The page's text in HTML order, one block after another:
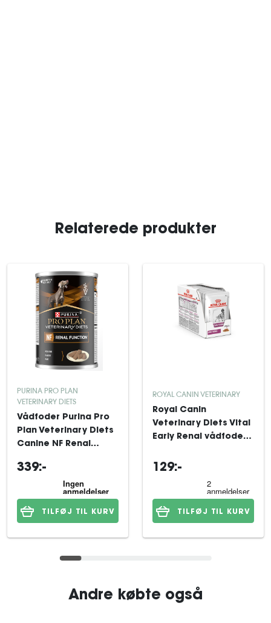
Relaterede produkter
PURINA PRO PLAN
VETERINARY DIETS
Vådfoder Purina Pro
Plan Veterinary Diets
Canine NF Renal
12x400 g
339:-
TILFØJ TIL KURV
ROYAL CANIN VETERINARY
Royal Canin
Veterinary Diets Vital
Early Renal vådfoder
129:-
TILFØJ TIL KURV
Andre købte også